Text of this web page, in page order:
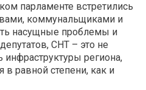
парламенте встретились
коммунальщиками и
насущные проблемы и
СНТ – это не
региона,
в равной степени, как и